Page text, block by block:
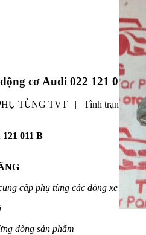
cơ Audi 022 121 011 B
TÙNG TVT | Tình trạng:
011 B
cấp phụ tùng các dòng xe
dòng sản phẩm